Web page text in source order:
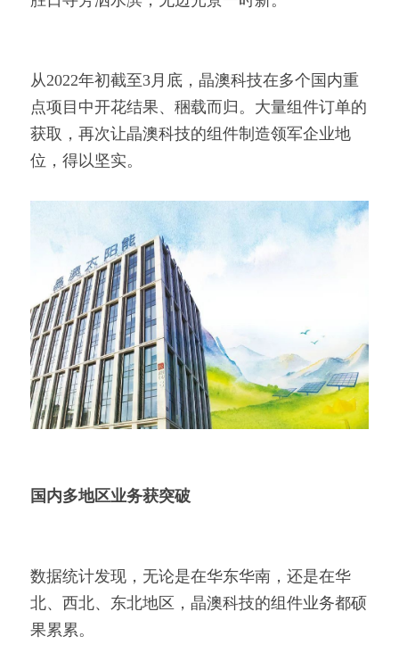
从2022年初截至3月底，晶澳科技在多个国内重
点项目中开花结果、稇载而归。大量组件订单的
获取，再次让晶澳科技的组件制造领军企业地
位，得以坚实。
国内多地区业务获突破
数据统计发现，无论是在华东华南，还是在华
北、西北、东北地区，晶澳科技的组件业务都硕
果累累。